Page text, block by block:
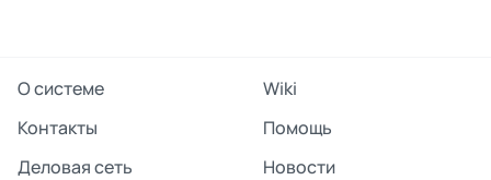
О системе
Wiki
Контакты
Помощь
Деловая сеть
Новости